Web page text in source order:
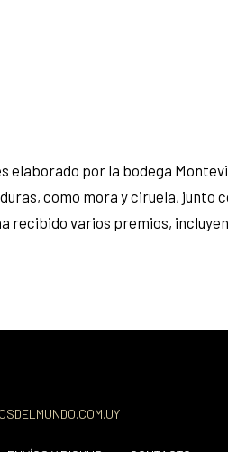
elaborado por la bodega
como mora y ciruela, junto
recibido varios premios,